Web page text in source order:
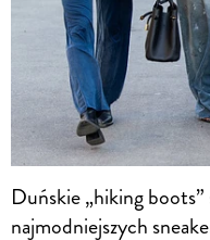
Duńskie „hiking
najmodniejszych